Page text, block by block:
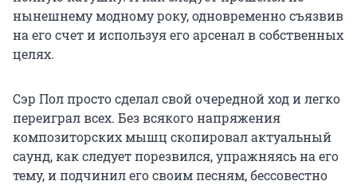
нынешнему модному року, одновременно съязвив
на его счет и используя его арсенал в собственных
целях.
Сэр Пол просто сделал свой очередной ход и легко
переиграл всех. Без всякого напряжения
композиторских мышц скопировал актуальный
саунд, как следует порезвился, упражняясь на его
тему, и подчинил его своим песням, бессовестно